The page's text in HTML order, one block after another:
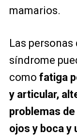
mamarios.
Las
síndrome
como fatiga
y articular,
problemas
ojos y boca y